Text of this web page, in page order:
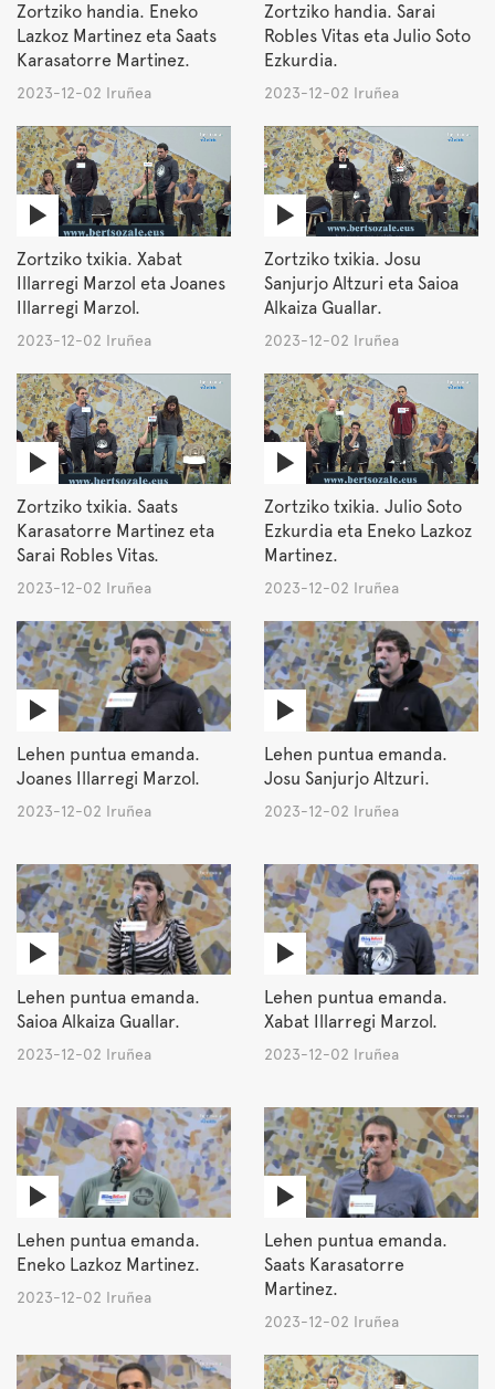
Zortziko handia. Eneko
Lazkoz Martinez eta Saats
Karasatorre Martinez.
2023-12-02 Iruñea
Zortziko handia. Sarai
Robles Vitas eta Julio Soto
Ezkurdia.
2023-12-02 Iruñea
Zortziko txikia. Xabat
Illarregi Marzol eta Joanes
Illarregi Marzol.
2023-12-02 Iruñea
Zortziko txikia. Josu
Sanjurjo Altzuri eta Saioa
Alkaiza Guallar.
2023-12-02 Iruñea
Zortziko txikia. Saats
Karasatorre Martinez eta
Sarai Robles Vitas.
2023-12-02 Iruñea
Zortziko txikia. Julio Soto
Ezkurdia eta Eneko Lazkoz
Martinez.
2023-12-02 Iruñea
Lehen puntua emanda.
Joanes Illarregi Marzol.
2023-12-02 Iruñea
Lehen puntua emanda.
Josu Sanjurjo Altzuri.
2023-12-02 Iruñea
Lehen puntua emanda.
Saioa Alkaiza Guallar.
2023-12-02 Iruñea
Lehen puntua emanda.
Xabat Illarregi Marzol.
2023-12-02 Iruñea
Lehen puntua emanda.
Eneko Lazkoz Martinez.
2023-12-02 Iruñea
Lehen puntua emanda.
Saats Karasatorre
Martinez.
2023-12-02 Iruñea